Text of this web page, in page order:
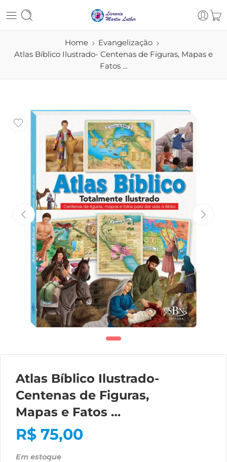
Home
Evangelização
Atlas Bíblico Ilustrado- Centenas de Figuras, Mapas e
Fatos …
Atlas Bíblico Ilustrado-
Centenas de Figuras,
Mapas e Fatos …
R$ 75,00
Em estoque